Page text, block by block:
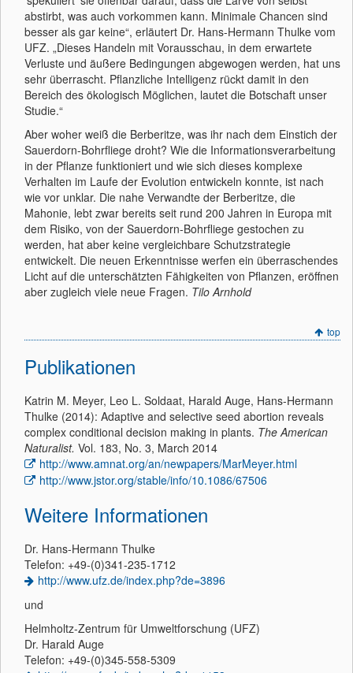
abstirbt, was auch vorkommen kann. Minimale Chancen sind
besser als gar keine“, erläutert Dr. Hans-Hermann Thulke vom
UFZ. „Dieses Handeln mit Vorausschau, in dem erwartete
Verluste und äußere Bedingungen abgewogen werden, hat uns
sehr überrascht. Pflanzliche Intelligenz rückt damit in den
Bereich des ökologisch Möglichen, lautet die Botschaft unser
Studie.“
Aber woher weiß die Berberitze, was ihr nach dem Einstich der
Sauerdorn-Bohrfliege droht? Wie die Informationsverarbeitung
in der Pflanze funktioniert und wie sich dieses komplexe
Verhalten im Laufe der Evolution entwickeln konnte, ist nach
wie vor unklar. Die nahe Verwandte der Berberitze, die
Mahonie, lebt zwar bereits seit rund 200 Jahren in Europa mit
dem Risiko, von der Sauerdorn-Bohrfliege gestochen zu
werden, hat aber keine vergleichbare Schutzstrategie
entwickelt. Die neuen Erkenntnisse werfen ein überraschendes
Licht auf die unterschätzten Fähigkeiten von Pflanzen, eröffnen
aber zugleich viele neue Fragen. Tilo Arnhold
top
Publikationen
Katrin M. Meyer, Leo L. Soldaat, Harald Auge, Hans-Hermann
Thulke (2014): Adaptive and selective seed abortion reveals
complex conditional decision making in plants. The American
Naturalist. Vol. 183, No. 3, March 2014
http://www.amnat.org/an/newpapers/MarMeyer.html
http://www.jstor.org/stable/info/10.1086/67506
Weitere Informationen
Dr. Hans-Hermann Thulke
Telefon: +49-(0)341-235-1712
http://www.ufz.de/index.php?de=3896
und
Helmholtz-Zentrum für Umweltforschung (UFZ)
Dr. Harald Auge
Telefon: +49-(0)345-558-5309